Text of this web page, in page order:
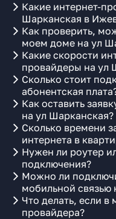
Какие интернет-
Шарканская в
Как проверить,
моем доме на ул
Какие скорости
провайдеры на ул
Сколько стоит
абонентская
Как оставить
на ул Шарканская?
Сколько времени
интернета в
Нужен ли роутер
подключения?
Можно ли
мобильной связью
Что делать, если
провайдера?